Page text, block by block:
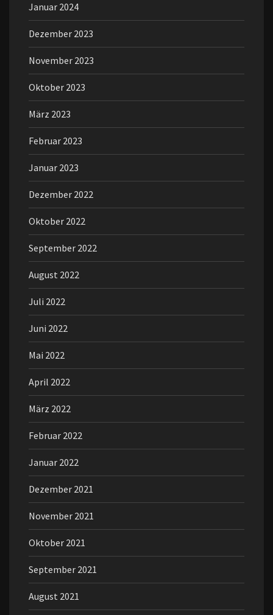
Januar 2024
Dezember 2023
November 2023
Oktober 2023
März 2023
Februar 2023
Januar 2023
Dezember 2022
Oktober 2022
September 2022
August 2022
Juli 2022
Juni 2022
Mai 2022
April 2022
März 2022
Februar 2022
Januar 2022
Dezember 2021
November 2021
Oktober 2021
September 2021
August 2021